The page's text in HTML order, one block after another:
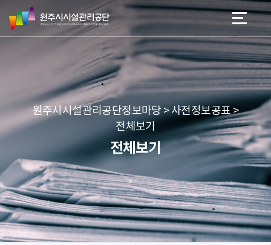
네
본문 바로가기
메뉴 바로가기
원
주
시
리
공
단
원주시시설관리공단정보마당 > 사전정보공표 >
전체보기
전체보기